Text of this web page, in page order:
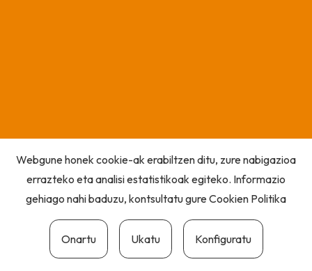
Webgune honek cookie-ak erabiltzen ditu, zure nabigazioa
errazteko eta analisi estatistikoak egiteko. Informazio
gehiago nahi baduzu, kontsultatu gureCookien Politika
Onartu Ukatu Konfiguratu